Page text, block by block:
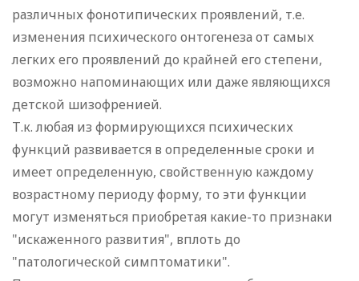
различных фонотипических проявлений, т.е.
изменения психического онтогенеза от самых
легких его проявлений до крайней его степени,
возможно напоминающих или даже являющихся
детской шизофренией.
Т.к. любая из формирующихся психических
функций развивается в определенные сроки и
имеет определенную, свойственную каждому
возрастному периоду форму, то эти функции
могут изменяться приобретая какие-то признаки
"искаженного развития", вплоть до
"патологической симптоматики".